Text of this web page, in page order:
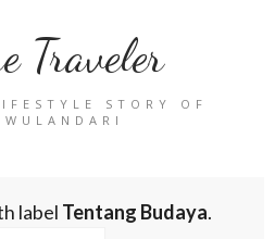
Traveler
STORY OF
label Tentang Budaya.